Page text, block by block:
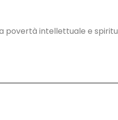
intellettuale e